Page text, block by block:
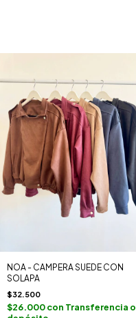
NOA - CAMPERA SUEDE CON
SOLAPA
$32.500
$26.000con Transferencia o